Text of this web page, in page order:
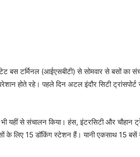
बस टर्मिनल (आईएसबीटी) से सोमवार से बसों का
होते रहे। पहले दिन अटल इंदौर सिटी
यहीं से संचालन किया। हंस, इंटरसिटी और चौहान
के लिए 15 डॉकिंग स्टेशन हैं। यानी एकसाथ 15